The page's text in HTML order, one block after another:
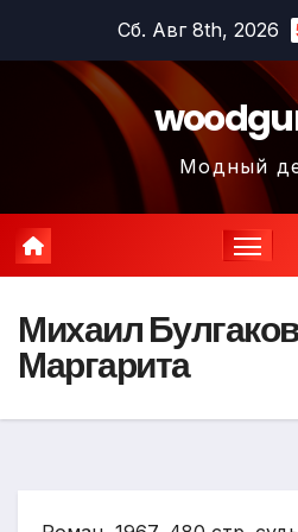
содержимому
Сб. Авг 8th, 2026
Модный
Михаил
Маргарита